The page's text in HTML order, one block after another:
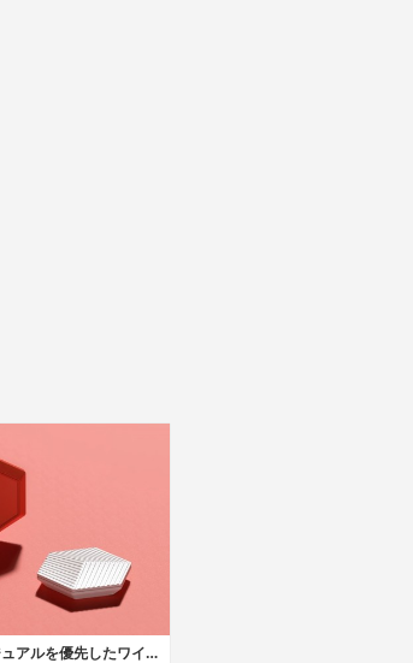
Cubic｜ビジュアルを優先したワイヤレスマウス「キュービック」